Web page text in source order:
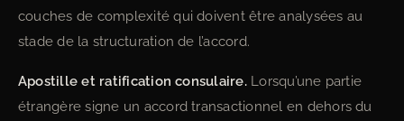
couches de complexité qui doivent être analysées au
stade de la structuration de l’accord.
Apostille et ratification consulaire.Lorsqu’une partie
étrangère signe un accord transactionnel en dehors du